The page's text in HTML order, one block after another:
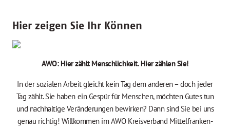
Hier zeigen Sie Ihr Können
AWO: Hier zählt Menschlichkeit. Hier zählen Sie!
In der sozialen Arbeit gleicht kein Tag dem anderen – doch jeder
Tag zählt. Sie haben ein Gespür für Menschen, möchten Gutes tun
und nachhaltige Veränderungen bewirken? Dann sind Sie bei uns
genau richtig! Willkommen im AWO Kreisverband Mittelfranken-